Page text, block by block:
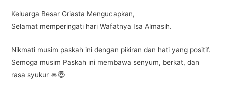
c
b
o
o
itt at
A
p
e
a
m
ar
Keluarga Besar Griasta Mengucapkan,
Selamat memperingati hari Wafatnya Isa Almasih.
Nikmati musim paskah ini dengan pikiran dan hati yang positif.
Semoga musim Paskah ini membawa senyum, berkat, dan
rasa syukur 🙏😇